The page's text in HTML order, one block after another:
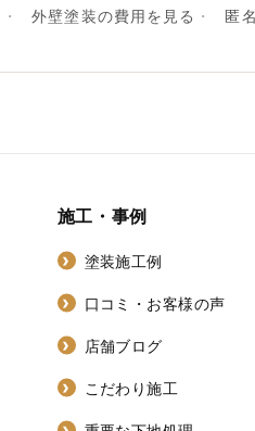
外壁塗装の費用を見る
匿
施工・事例
塗装施工例
口コミ・お客様の声
店舗ブログ
こだわり施工